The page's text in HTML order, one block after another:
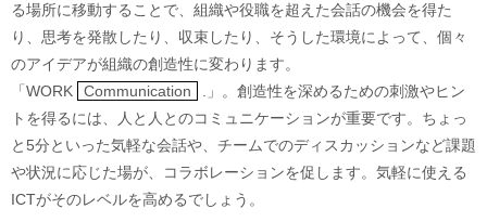
る場所に移動することで、組織や役職を超えた会話の機会を得た
り、思考を発散したり、収束したり、そうした環境によって、個々
のアイデアが組織の創造性に変わります。
「WORK
Communication
.」。創造性を深めるための刺激やヒン
トを得るには、人と人とのコミュニケーションが重要です。ちょっ
と5分といった気軽な会話や、チームでのディスカッションなど課題
や状況に応じた場が、コラボレーションを促します。気軽に使える
ICTがそのレベルを高めるでしょう。